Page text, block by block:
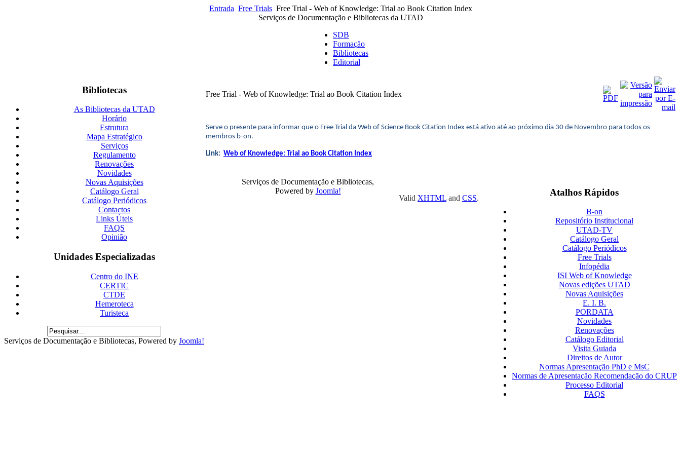
Entrada Free Trials Free Trial - Web of Knowledge: Trial ao Book Citation Index
Serviços de Documentação e Bibliotecas da UTAD
SDB
Formação
Bibliotecas
Editorial
Bibliotecas
As Bibliotecas da UTAD
Horário
Estrutura
Mapa Estratégico
Serviços
Regulamento
Renovações
Novidades
Novas Aquisições
Catálogo Geral
Catálogo Periódicos
Contactos
Links Úteis
FAQS
Opinião
Unidades Especializadas
Centro do INE
CERTIC
CTDE
Hemeroteca
Turisteca
Serviços de Documentação e Bibliotecas, Powered by Joomla!
Free Trial - Web of Knowledge: Trial ao Book Citation Index
Serve o presente para informar que o Free Trial da Web of Science Book Citation Index está ativo até ao próximo dia 30 de Novembro para todos os
membros b-on.
Link: Web of Knowledge: Trial ao Book Citation Index
Atalhos Rápidos
B-on
Repositório Institucional
UTAD-TV
Catálogo Geral
Catálogo Periódicos
Free Trials
Infopédia
ISI Web of Knowledge
Novas edições UTAD
Novas Aquisições
E. I. B.
PORDATA
Novidades
Renovações
Catálogo Editorial
Visita Guiada
Direitos de Autor
Normas Apresentação PhD e MsC
Normas de Apresentação Recomendação do CRUP
Processo Editorial
FAQS
Valid XHTML and CSS.
Serviços de Documentação e Bibliotecas,
Powered by Joomla!